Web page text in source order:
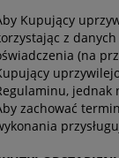
Kupujący
z
(na
jednak
zachować